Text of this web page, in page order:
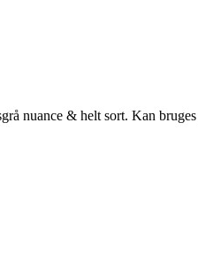
nuance & helt sort. Kan bruges